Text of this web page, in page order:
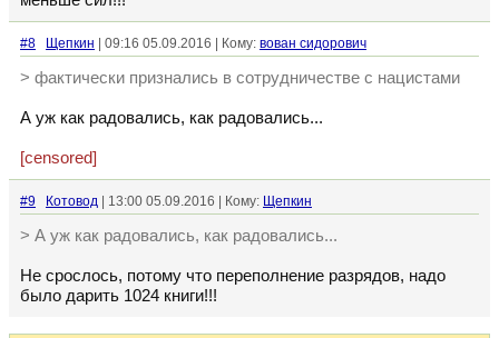
#8 Щепкин | 09:16 05.09.2016 | Кому: вован сидорович
> фактически признались в сотрудничестве с нацистами
А уж как радовались, как радовались...
[censored]
#9 Котовод | 13:00 05.09.2016 | Кому: Щепкин
> А уж как радовались, как радовались...
Не срослось, потому что переполнение разрядов, надо
было дарить 1024 книги!!!